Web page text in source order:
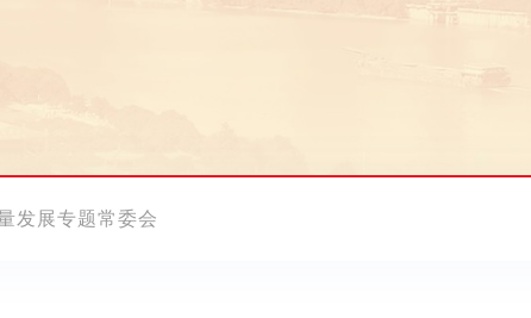
发展专题常委会